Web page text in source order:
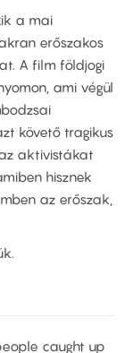
a mai
erőszakos
A film földjogi
ami végül
követő tragikus
aktivistákat
hisznek
az erőszak,
caught up